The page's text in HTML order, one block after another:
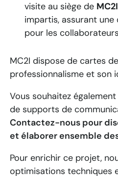
visite au siège de MC2I
impartis, assurant
pour les
MC2I dispose de cartes
professionnalisme et son
Vous souhaitez
de supports de
Contactez-nous pour
et élaborer ensemble
Pour enrichir ce projet,
optimisations techniques